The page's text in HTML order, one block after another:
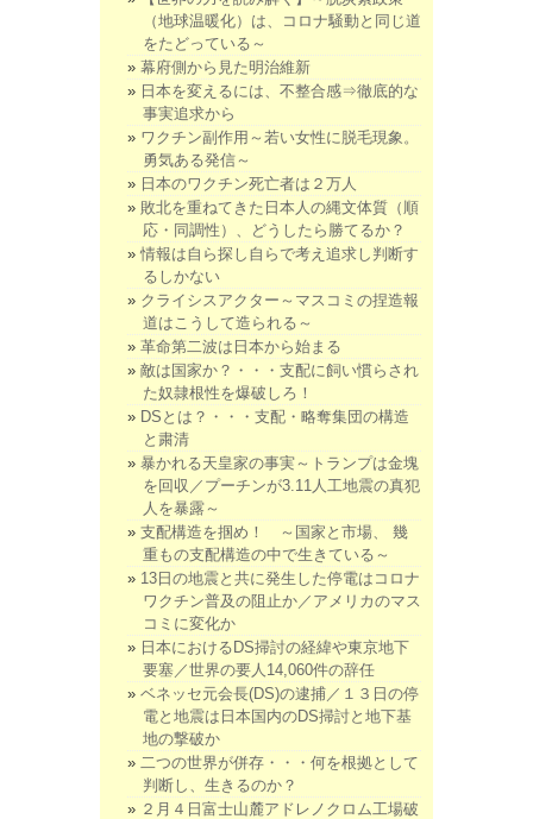
（地球温暖化）は、コロナ騒動と同じ道
をたどっている～
幕府側から見た明治維新
日本を変えるには、不整合感⇒徹底的な
事実追求から
ワクチン副作用～若い女性に脱毛現象。
勇気ある発信～
日本のワクチン死亡者は２万人
敗北を重ねてきた日本人の縄文体質（順
応・同調性）、どうしたら勝てるか？
情報は自ら探し自らで考え追求し判断す
るしかない
クライシスアクター～マスコミの捏造報
道はこうして造られる～
革命第二波は日本から始まる
敵は国家か？・・・支配に飼い慣らされ
た奴隷根性を爆破しろ！
DSとは？・・・支配・略奪集団の構造
と粛清
暴かれる天皇家の事実～トランプは金塊
を回収／プーチンが3.11人工地震の真犯
人を暴露～
支配構造を掴め！ ～国家と市場、 幾
重もの支配構造の中で生きている～
13日の地震と共に発生した停電はコロナ
ワクチン普及の阻止か／アメリカのマス
コミに変化か
日本におけるDS掃討の経緯や東京地下
要塞／世界の要人14,060件の辞任
ベネッセ元会長(DS)の逮捕／１３日の停
電と地震は日本国内のDS掃討と地下基
地の撃破か
二つの世界が併存・・・何を根拠として
判断し、生きるのか？
２月４日富士山麓アドレノクロム工場破